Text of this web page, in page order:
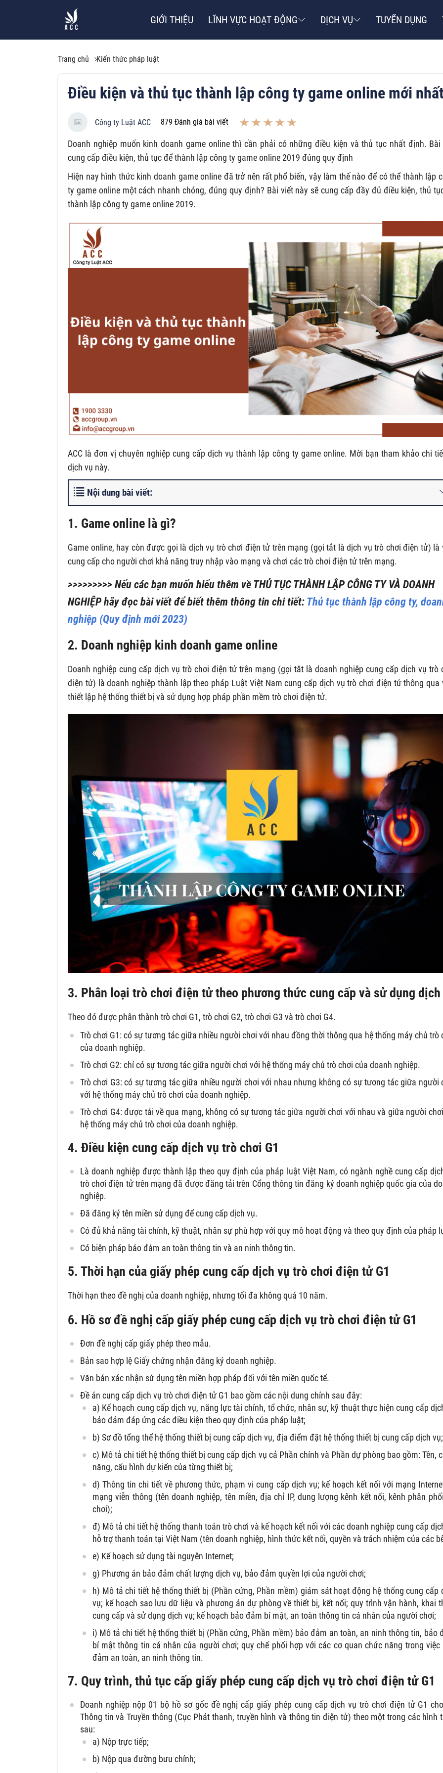
GIỚI THIỆU LĨNH VỰC HOẠT ĐỘNG DỊCH VỤ TUYỂN DỤNG
Trang chủ Kiến thức pháp luật
Điều kiện và thủ tục thành lập công ty game online mới
Công ty Luật ACC 879 Đánh giá bài viết
Doanh nghiệp muốn kinh doanh game online thì cần phải có những điều kiện và thủ tục nhất định. Bài
cung cấp điều kiện, thủ tục để thành lập công ty game online 2019 đúng quy định
Hiện nay hình thức kinh doanh game online đã trở nên rất phổ biến, vậy làm thế nào để có thể thành lập
ty game online một cách nhanh chóng, đúng quy định? Bài viết này sẽ cung cấp đầy đủ điều kiện, thủ
thành lập công ty game online 2019.
ACC là đơn vị chuyên nghiệp cung cấp dịch vụ thành lập công ty game online. Mời bạn tham khảo chi
dịch vụ này.
Nội dung bài viết:
1. Game online là gì?
Game online, hay còn được gọi là dịch vụ trò chơi điện tử trên mạng (gọi tắt là dịch vụ trò chơi điện tử) là
cung cấp cho người chơi khả năng truy nhập vào mạng và chơi các trò chơi điện tử trên mạng.
>>>>>>>>> Nếu các bạn muốn hiểu thêm vềTHỦ TỤC THÀNH LẬP CÔNG TY VÀ DOANH
NGHIỆPhãy đọc bài viết để biết thêm thông tin chi tiết:Thủ tục thành lập công ty,
nghiệp (Quy định mới 2023)
2. Doanh nghiệp kinh doanh game online
Doanh nghiệp cung cấp dịch vụ trò chơi điện tử trên mạng (gọi tắt là doanh nghiệp cung cấp dịch vụ trò
điện tử) là doanh nghiệp thành lập theo pháp Luật Việt Nam cung cấp dịch vụ trò chơi điện tử thông qua
thiết lập hệ thống thiết bị và sử dụng hợp pháp phần mềm trò chơi điện tử.
3. Phân loại trò chơi điện tử theo phương thức cung cấp và sử dụng dịch
Theo đó được phân thành trò chơi G1, trò chơi G2, trò chơi G3 và trò chơi G4.
Trò chơi G1: có sự tương tác giữa nhiều người chơi với nhau đồng thời thông qua hệ thống máy chủ trò
của doanh nghiệp.
Trò chơi G2: chỉ có sự tương tác giữa người chơi với hệ thống máy chủ trò chơi của doanh nghiệp.
Trò chơi G3: có sự tương tác giữa nhiều người chơi với nhau nhưng không có sự tương tác giữa người
với hệ thống máy chủ trò chơi của doanh nghiệp.
Trò chơi G4: được tải về qua mạng, không có sự tương tác giữa người chơi với nhau và giữa người
hệ thống máy chủ trò chơi của doanh nghiệp.
4. Điều kiện cung cấp dịch vụ trò chơi G1
Là doanh nghiệp được thành lập theo quy định của pháp luật Việt Nam, có ngành nghề cung cấp
trò chơi điện tử trên mạng đã được đăng tải trên Cổng thông tin đăng ký doanh nghiệp quốc gia của
nghiệp.
Đã đăng ký tên miền sử dụng để cung cấp dịch vụ.
Có đủ khả năng tài chính, kỹ thuật, nhân sự phù hợp với quy mô hoạt động và theo quy định của pháp
Có biện pháp bảo đảm an toàn thông tin và an ninh thông tin.
5. Thời hạn của giấy phép cung cấp dịch vụ trò chơi điện tử G1
Thời hạn theo đề nghị của doanh nghiệp, nhưng tối đa không quá 10 năm.
6. Hồ sơ đề nghị cấp giấy phép cung cấp dịch vụ trò chơi điện tử G1
Đơn đề nghị cấp giấy phép theo mẫu.
Bản sao hợp lệ Giấy chứng nhận đăng ký doanh nghiệp.
Văn bản xác nhận sử dụng tên miền hợp pháp đối với tên miền quốc tế.
Đề án cung cấp dịch vụ trò chơi điện tử G1 bao gồm các nội dung chính sau đây:
a) Kế hoạch cung cấp dịch vụ, năng lực tài chính, tổ chức, nhân sự, kỹ thuật thực hiện cung cấp
bảo đảm đáp ứng các điều kiện theo quy định của pháp luật;
b) Sơ đồ tổng thể hệ thống thiết bị cung cấp dịch vụ, địa điểm đặt hệ thống thiết bị cung cấp dịch vụ;
c) Mô tả chi tiết hệ thống thiết bị cung cấp dịch vụ cả Phần chính và Phần dự phòng bao gồm: Tên,
năng, cấu hình dự kiến của từng thiết bị;
d) Thông tin chi tiết về phương thức, phạm vi cung cấp dịch vụ; kế hoạch kết nối với mạng
mạng viễn thông (tên doanh nghiệp, tên miền, địa chỉ IP, dung lượng kênh kết nối, kênh phân
chơi);
đ) Mô tả chi tiết hệ thống thanh toán trò chơi và kế hoạch kết nối với các doanh nghiệp cung cấp
hỗ trợ thanh toán tại Việt Nam (tên doanh nghiệp, hình thức kết nối, quyền và trách nhiệm của các
e) Kế hoạch sử dụng tài nguyên Internet;
g) Phương án bảo đảm chất lượng dịch vụ, bảo đảm quyền lợi của người chơi;
h) Mô tả chi tiết hệ thống thiết bị (Phần cứng, Phần mềm) giám sát hoạt động hệ thống cung cấp
vụ; kế hoạch sao lưu dữ liệu và phương án dự phòng về thiết bị, kết nối; quy trình vận hành, khai
cung cấp và sử dụng dịch vụ; kế hoạch bảo đảm bí mật, an toàn thông tin cá nhân của người chơi;
i) Mô tả chi tiết hệ thống thiết bị (Phần cứng, Phần mềm) bảo đảm an toàn, an ninh thông tin, bảo
bí mật thông tin cá nhân của người chơi; quy chế phối hợp với các cơ quan chức năng trong việc
đảm an toàn, an ninh thông tin.
7. Quy trình, thủ tục cấp giấy phép cung cấp dịch vụ trò chơi điện tử G1
Doanh nghiệp nộp 01 bộ hồ sơ gốc đề nghị cấp giấy phép cung cấp dịch vụ trò chơi điện tử G1
Thông tin và Truyền thông (Cục Phát thanh, truyền hình và thông tin điện tử) theo một trong các hình
sau:
a) Nộp trực tiếp;
b) Nộp qua đường bưu chính;